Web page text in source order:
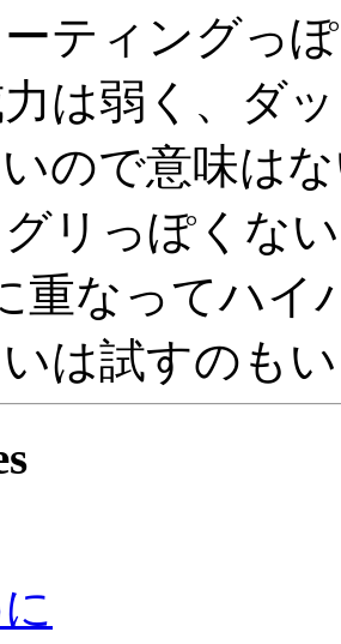
ティングっ
は弱く、ダ
ので意味は
リっぽくな
重なってハイ
は試すのも